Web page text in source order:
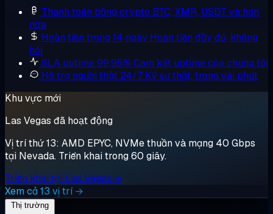
Thanh toán bằng crypto BTC, XMR, USDT và hơn
nữa
Hoàn tiền trong 14 ngày Hoàn tiền đầy đủ, không
hỏi
SLA uptime 99,95% Cam kết uptime của chúng tôi
Hỗ trợ người thật 24/7 Kỹ sư thật, trong vài phút
Khu vực mới
Las Vegas đã hoạt động
Vị trí thứ 13: AMD EPYC, NVMe thuần và mạng 40 Gbps
tại Nevada. Triển khai trong 60 giây.
Triển khai tại Las Vegas →
Xem cả 13 vị trí →